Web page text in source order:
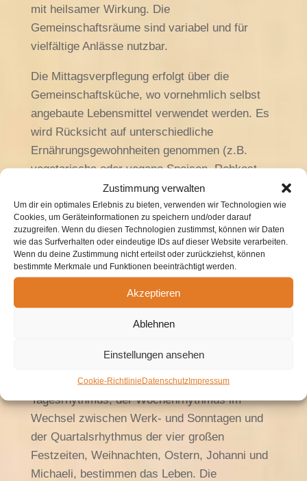
Zustimmung verwalten
Um dir ein optimales Erlebnis zu bieten, verwenden wir Technologien wie
Cookies, um Geräteinformationen zu speichern und/oder darauf
zuzugreifen. Wenn du diesen Technologien zustimmst, können wir Daten
wie das Surfverhalten oder eindeutige IDs auf dieser Website verarbeiten.
Wenn du deine Zustimmung nicht erteilst oder zurückziehst, können
bestimmte Merkmale und Funktionen beeinträchtigt werden.
Akzeptieren
Ablehnen
Einstellungen ansehen
Cookie-RichtlinieDatenschutzImpressum
mit heilsamer Wirkung. Die
Gemeinschaftsräume sind variabel und für
vielfältige Anlässe nutzbar.
Die Mittagsverpflegung erfolgt über die
Gemeinschaftsküche, wo vornehmlich selbst
angebaute Lebensmittel verwendet werden. Es
wird Rücksicht auf unterschiedliche
Ernährungsgewohnheiten genommen (z.B.
vegetarische oder vegane Speisen, Rohkost,
Allergiker-Essen, Diätkost). Die anderen
Mahlzeiten finden in den Gemeinschaftsräumen
der Einzelhäuser statt. Bei Bedarf ist das
Essen einzeln oder in kleineren Gruppen
möglich.
jahreszeitlichen Wandel geprägt. Drei
ineinandergreifende Rhythmen, der
Tagesrhythmus, der Wochenrhythmus im
Wechsel zwischen Werk- und Sonntagen und
der Quartalsrhythmus der vier großen
Festzeiten, Weihnachten, Ostern, Johanni und
Michaeli, bestimmen das Leben. Die